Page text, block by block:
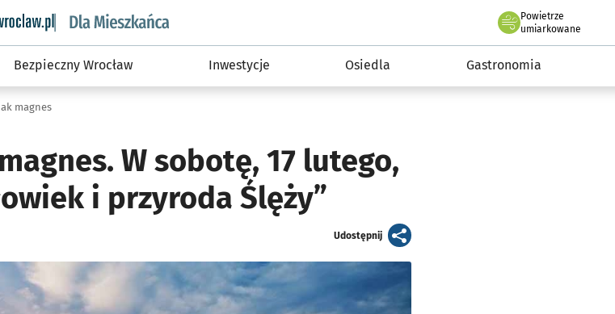
informacyjny wroclaw.pl podserwis: Dla mieszkańca
Powietrze
we Wrocławiu
umiarkowane
Bezpieczny Wrocław Inwestycje Osiedla Gastronomia
magnes
W sobotę, 17 lutego,
i przyroda Ślęży”
Udostępnijartykuł